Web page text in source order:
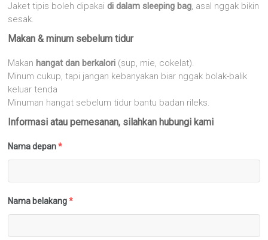
Jaket tipis boleh dipakaidi dalam sleeping bag, asal nggak bikin
sesak.
Makan & minum sebelum tidur
Makan hangat dan berkalori (sup, mie, cokelat).
Minum cukup, tapi jangan kebanyakan biar nggak bolak-balik
keluar tenda
Minuman hangat sebelum tidur bantu badan rileks.
Informasi atau pemesanan, silahkan hubungi kami
Nama depan *
Nama belakang *